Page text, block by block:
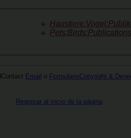
Pets:Birds:Publications
Contact Email o FormularioCopyright &
Regresar al inicio de la página